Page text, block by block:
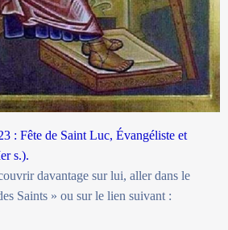
: Fête de Saint Luc, Évangéliste et
s.).
davantage sur lui, aller dans le
Saints » ou sur le lien suivant :